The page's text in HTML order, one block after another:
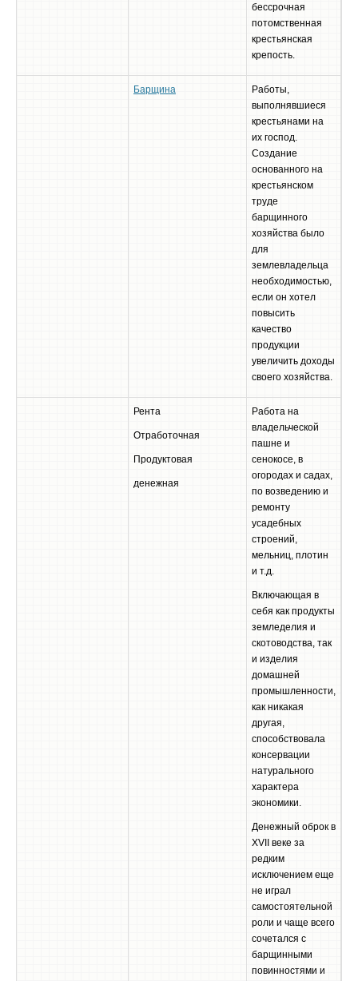
бессрочная
потомственная
крестьянская
крепость.
Барщина
Работы,
выполнявшиеся
крестьянами на
их господ.
Создание
основанного на
крестьянском
труде
барщинного
хозяйства было
для
землевладельца
необходимостью,
если он хотел
повысить
качество
продукции
увеличить доходы
своего хозяйства.
Рента
Отработочная
Продуктовая
денежная
Работа на
владельческой
пашне и
сенокосе, в
огородах и садах,
по возведению и
ремонту
усадебных
строений,
мельниц, плотин
и т.д.
Включающая в
себя как продукты
земледелия и
скотоводства, так
и изделия
домашней
промышленности,
как никакая
другая,
способствовала
консервации
натурального
характера
экономики.
Денежный оброк в
XVII веке за
редким
исключением еще
не играл
самостоятельной
роли и чаще всего
сочетался с
барщинными
повинностями и